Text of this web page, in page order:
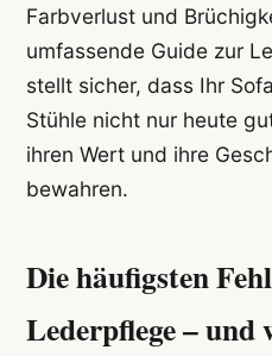
Farbverlust und
umfassende Guide zur
stellt sicher, dass Ihr
Stühle nicht nur heute
ihren Wert und ihre
bewahren.
Die häufigsten
Lederpflege – und